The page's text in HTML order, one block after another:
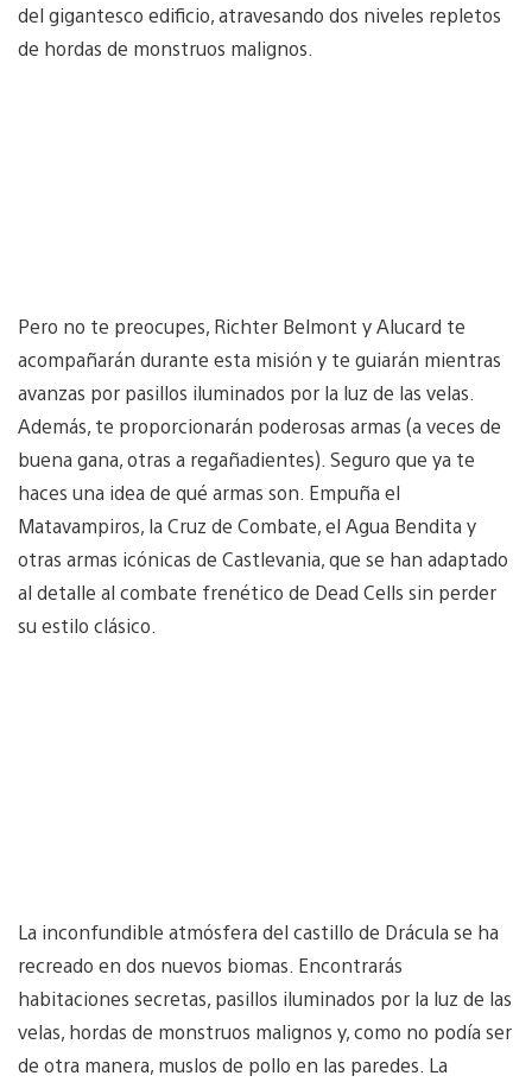
del gigantesco edificio, atravesando dos niveles repletos
de hordas de monstruos malignos.
Pero no te preocupes, Richter Belmont y Alucard te
acompañarán durante esta misión y te guiarán mientras
avanzas por pasillos iluminados por la luz de las velas.
Además, te proporcionarán poderosas armas (a veces de
buena gana, otras a regañadientes). Seguro que ya te
haces una idea de qué armas son. Empuña el
Matavampiros, la Cruz de Combate, el Agua Bendita y
otras armas icónicas de Castlevania, que se han adaptado
al detalle al combate frenético de Dead Cells sin perder
su estilo clásico.
La inconfundible atmósfera del castillo de Drácula se ha
recreado en dos nuevos biomas. Encontrarás
habitaciones secretas, pasillos iluminados por la luz de las
velas, hordas de monstruos malignos y, como no podía ser
de otra manera, muslos de pollo en las paredes. La